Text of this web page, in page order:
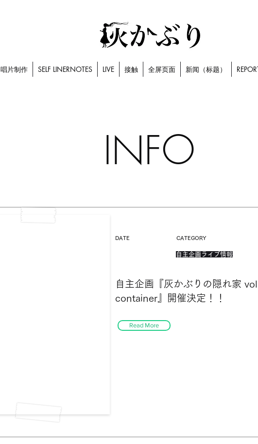
唱片制作 SELF LINERNOTES LIVE 接触 全屏页面 新闻（标题）
INFO
DATE CATEGORY
自主企画ライブ情報
自主企画『灰かぶりの隠れ家
container』開催決定！！
Read More